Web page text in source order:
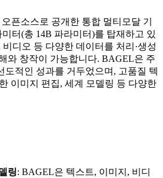
픈소스로 공개한 통합 멀티모달 기
터(총 14B 파라미터)를 탑재하고 있
디오 등 다양한 데이터를 처리·생성
와 창작이 가능합니다. BAGEL은 주
도적인 성과를 거두었으며, 고품질 텍
이미지 편집, 세계 모델링 등 다양한
링: BAGEL은 텍스트, 이미지, 비디